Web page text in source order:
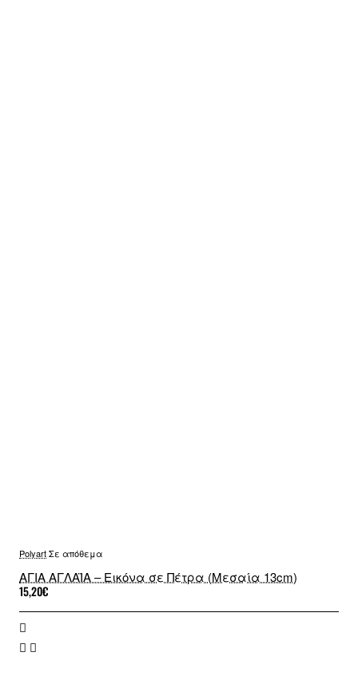
PolyartΣε απόθεμα
ΑΓΙΑ ΑΓΛΑΪΑ – Εικόνα σε Πέτρα (Μεσαία 13cm)
15,20€